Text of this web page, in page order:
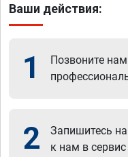
Ваши действия:
1 Позвоните нам
2
Запишитесь
к нам в